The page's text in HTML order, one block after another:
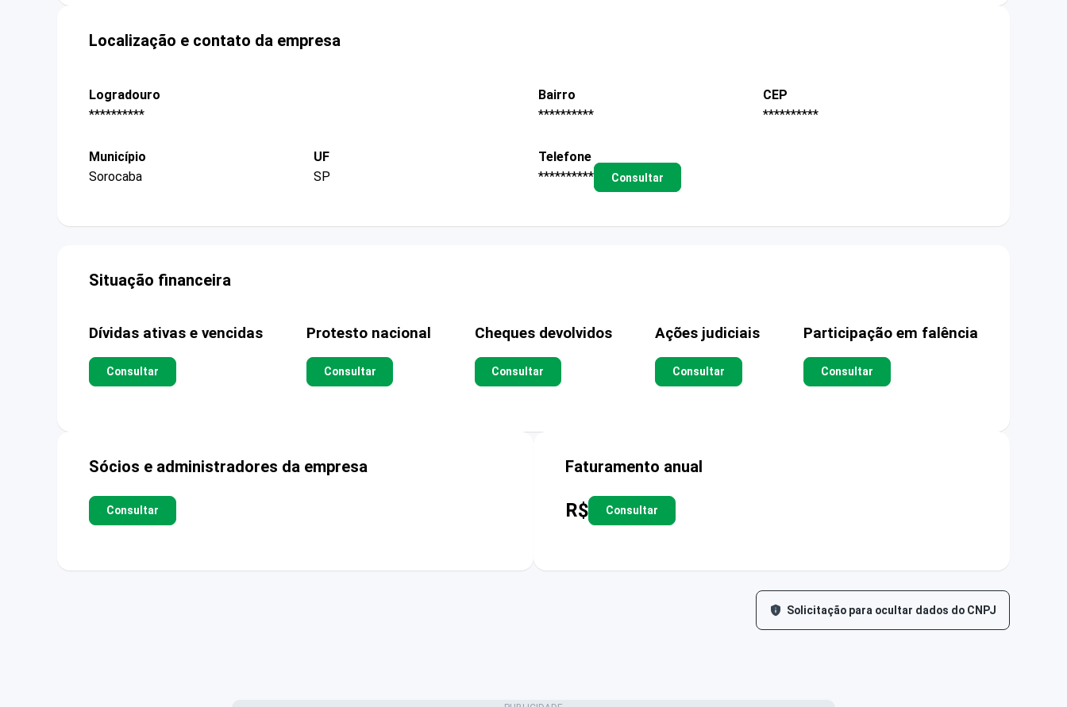
Localização e contato da empresa
Logradouro
**********
Bairro
**********
CEP
**********
Município
Sorocaba
UF
SP
Telefone
**********
Consultar
Situação financeira
Dívidas ativas e vencidas
Consultar
Protesto nacional
Consultar
Cheques devolvidos
Consultar
Ações judiciais
Consultar
Participação em falência
Consultar
Sócios e administradores da empresa
Consultar
Faturamento anual
R$ Consultar
Solicitação para ocultar dados do CNPJ